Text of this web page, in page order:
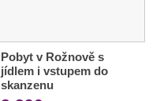
Pobyt v Rožnově s
jídlem i vstupem do
skanzenu